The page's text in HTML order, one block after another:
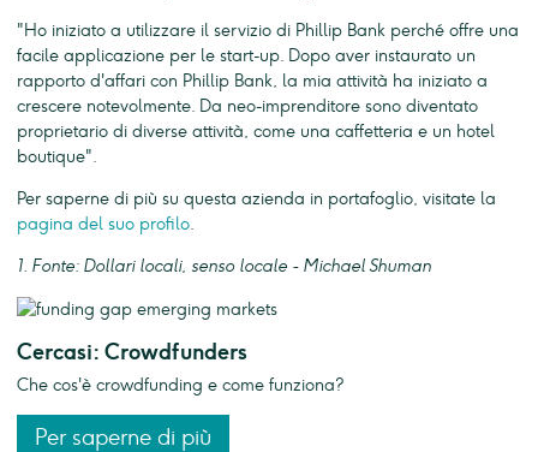
"Ho iniziato a utilizzare il servizio di Phillip Bank perché offre una
facile applicazione per le start-up. Dopo aver instaurato un
rapporto d'affari con Phillip Bank, la mia attività ha iniziato a
crescere notevolmente. Da neo-imprenditore sono diventato
proprietario di diverse attività, come una caffetteria e un hotel
boutique".
Per saperne di più su questa azienda in portafoglio, visitate la
pagina del suo profilo.
1. Fonte: Dollari locali, senso locale - Michael Shuman
Cercasi: Crowdfunders
Che cos'è crowdfunding e come funziona?
Per saperne di più